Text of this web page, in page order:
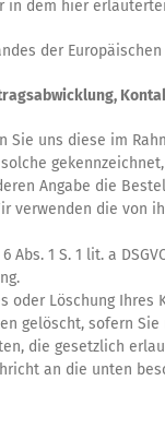
in dem hier
der
Sie uns diese im
Angabe die
die von
Abs. 1 S. 1 lit. a
oder Löschung
gelöscht, sofern
die gesetzlich
an die unten